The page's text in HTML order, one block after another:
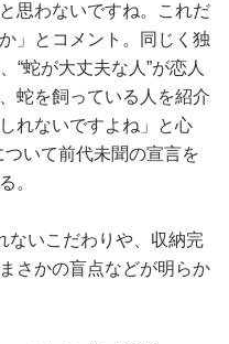
思わないですね。これだ
」とコメント。同じく独
“蛇が大丈夫な人”が恋人
蛇を飼っている人を紹介
れないですよね」と心
いて前代未聞の宣言を
。
ないこだわりや、収納完
さかの盲点などが明らか